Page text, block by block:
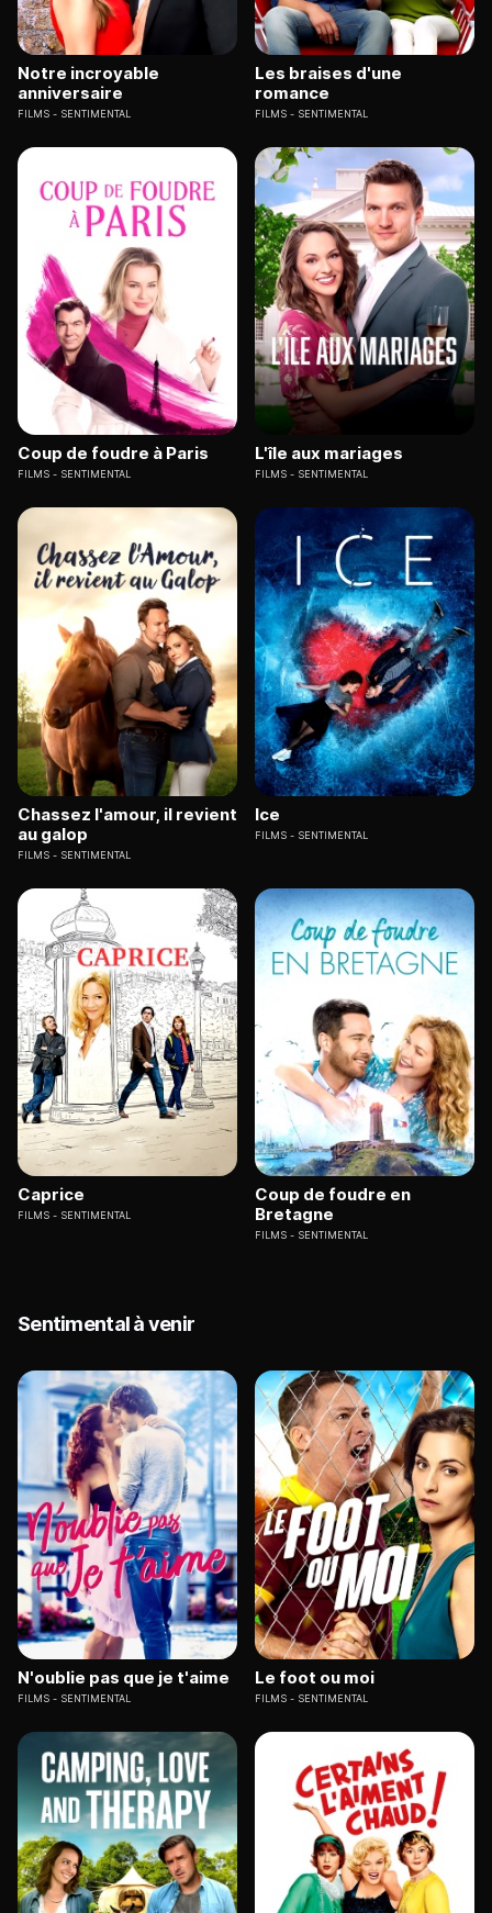
Notre incroyable
anniversaire
FILMS SENTIMENTAL
Les braises d'une
romance
FILMS SENTIMENTAL
Coup de foudre à Paris
FILMS SENTIMENTAL
L'île aux mariages
FILMS SENTIMENTAL
Chassez l'amour, il revient
au galop
FILMS SENTIMENTAL
Ice
FILMS SENTIMENTAL
Caprice
FILMS SENTIMENTAL
Coup de foudre en
Bretagne
FILMS SENTIMENTAL
Sentimental à venir
N'oublie pas que je t'aime
FILMS SENTIMENTAL
Le foot ou moi
FILMS SENTIMENTAL